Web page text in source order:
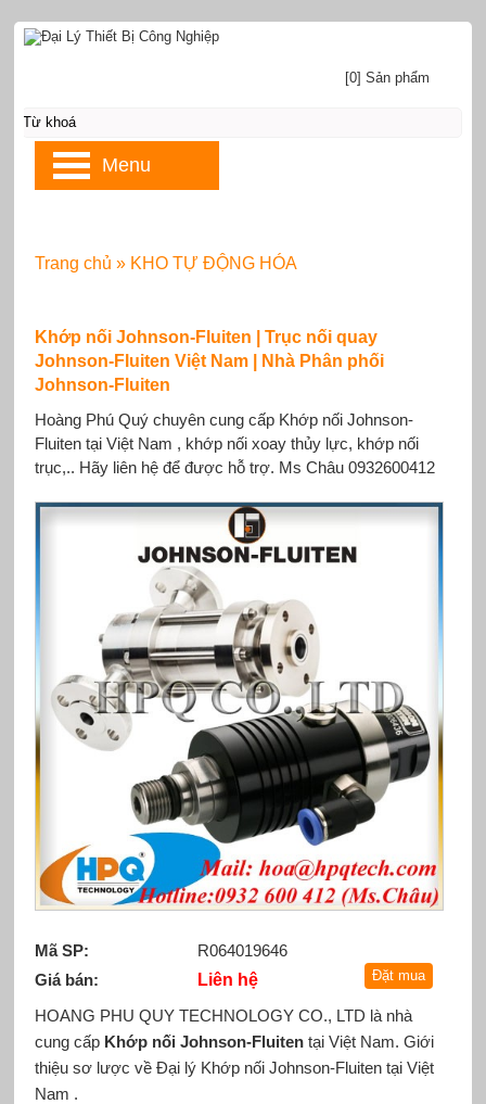
Khớp nối Johnson-Fluiten | Trục nối quay
Johnson-Fluiten Việt Nam | Nhà Phân phối
Johnson-Fluiten
Hoàng Phú Quý chuyên cung cấp Khớp nối Johnson-
Fluiten tại Việt Nam , khớp nối xoay thủy lực, khớp nối
trục,.. Hãy liên hệ để được hỗ trợ. Ms Châu 0932600412
Mã SP:
R064019646
Giá bán:
Liên hệ
HOANG PHU QUY TECHNOLOGY CO., LTD là nhà
cung cấp Khớp nối Johnson-Fluitentại Việt Nam. Giới
thiệu sơ lược về Đại lý Khớp nối Johnson-Fluiten tại Việt
Nam .
Trang chủ » KHO TỰ ĐỘNG HÓA
[0] Sản phẩm
Menu